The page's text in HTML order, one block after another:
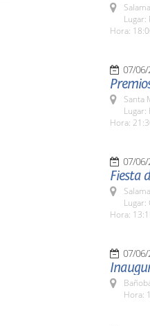
Hora:
07/
Santa
Lugar:
Hora:
07/
Fiesta
Lugar:
Hora:
07/
Hora: